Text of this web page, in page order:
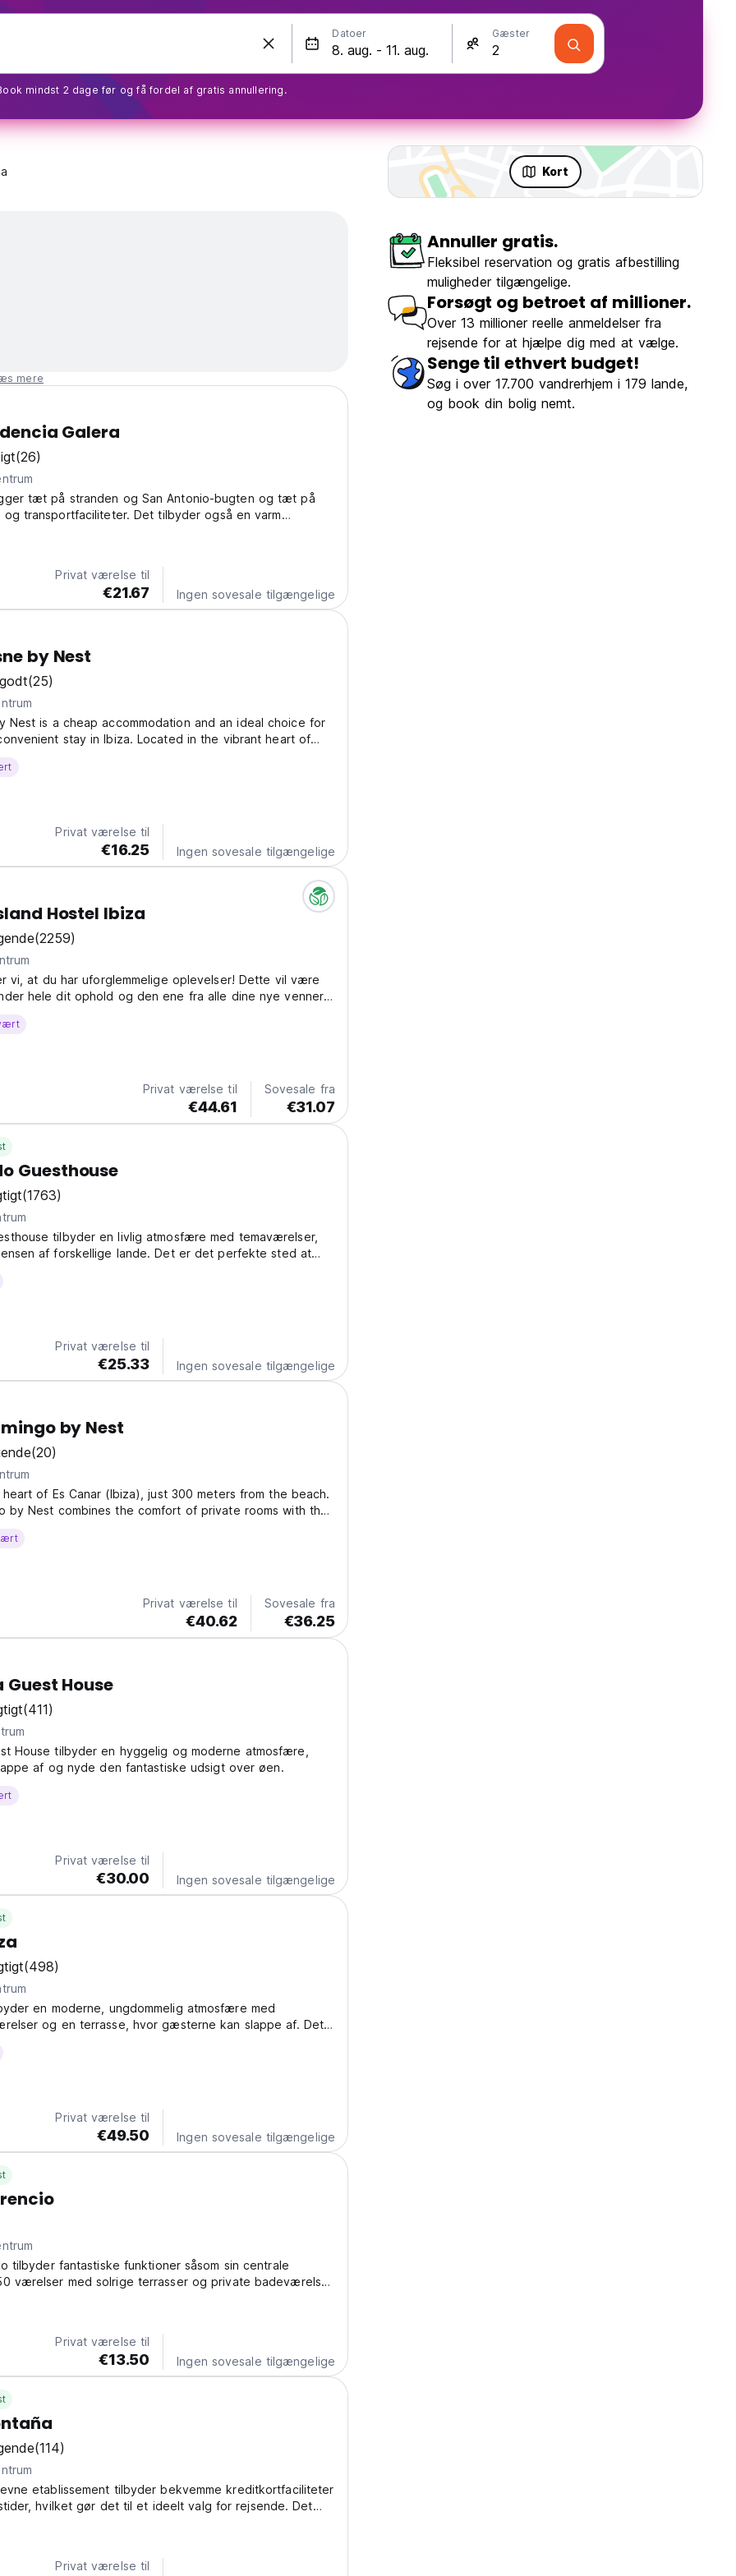
Datoer Gæster
mindst 2 dage før og få fordel af gratis annullering.
Kort
mere
Galera
(26)
centrum
tæt på stranden og San Antonio-bugten og tæt på
og transportfaciliteter. Det tilbyder også en varm
Privat værelse til
€21.67 Ingen sovesale tilgængelige
by Nest
(25)
centrum
Nest is a cheap accommodation and an ideal choice for
stay in Ibiza. Located in the vibrant heart of
Cisne offers private double and single rooms with
bathrooms and balconies, just...
Privat værelse til
€16.25 Ingen sovesale tilgængelige
Hostel Ibiza
(2259)
centrum
vi, at du har uforglemmelige oplevelser! Dette vil være
hele dit ophold og den ene fra alle dine nye venner.
det ud !!! Amistat IBIZA Island Hostel er den første og
!!! Vi tilbyder...
Privat værelse til
€44.61
Sovesale fra
€31.07
Guesthouse
(1763)
tilbyder en livlig atmosfære med temaværelser,
af ​​forskellige lande. Det er det perfekte sted at
mest muligt ud af dit ophold og samtidig give stor
Privat værelse til
€25.33 Ingen sovesale tilgængelige
by Nest
(20)
centrum
of Es Canar (Ibiza), just 300 meters from the beach.
by Nest combines the comfort of private rooms with the
of a boutique hostel. Managed by the Nest Hostels
fresh, functional experience...
Privat værelse til
€40.62
Sovesale fra
€36.25
Guest House
(411)
House tilbyder en hyggelig og moderne atmosfære,
af og nyde den fantastiske udsigt over øen.
Privat værelse til
€30.00 Ingen sovesale tilgængelige
(498)
en moderne, ungdommelig atmosfære med
og en terrasse, hvor gæsterne kan slappe af. Det
i hjertet af Ibizas havn, hvilket giver nem adgang
klubber og landsbyer.
Privat værelse til
€49.50 Ingen sovesale tilgængelige
centrum
tilbyder fantastiske funktioner såsom sin centrale
værelser med solrige terrasser og private badeværelser
Privat værelse til
€13.50 Ingen sovesale tilgængelige
(114)
centrum
etablissement tilbyder bekvemme kreditkortfaciliteter
hvilket gør det til et ideelt valg for rejsende. Det
med faciliteter
Privat værelse til
Annuller gratis.
Fleksibel reservation og gratis afbestilling
muligheder tilgængelige.
Forsøgt og betroet af millioner.
Over 13 millioner reelle anmeldelser fra
rejsende for at hjælpe dig med at vælge.
Senge til ethvert budget!
Søg i over 17.700 vandrerhjem i 179 lande,
og book din bolig nemt.